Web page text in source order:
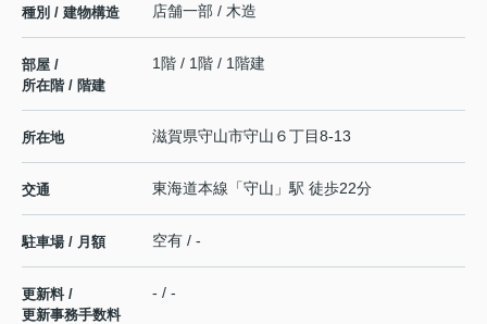
種別 / 建物構造 店舗一部 / 木造
部屋 /
所在階 / 階建
1階 / 1階 / 1階建
所在地 滋賀県守山市守山 ６丁目8-13
交通 東海道本線 「守山 」駅 徒歩22分
駐車場 / 月額 空有 / -
更新料 /
更新事務手数料
- / -